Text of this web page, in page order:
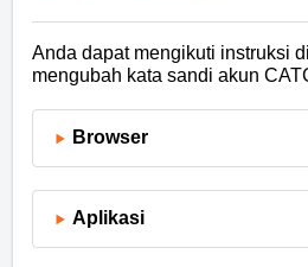
Anda dapat mengikuti instruksi
mengubah kata sandi akun
Browser
Aplikasi